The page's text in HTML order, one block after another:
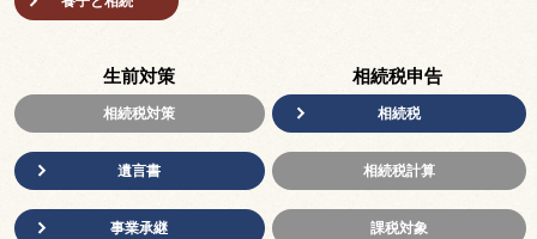
生前対策
相続税対策
遺言書
事業承継
相続税申告
相続税
相続税計算
課税対象